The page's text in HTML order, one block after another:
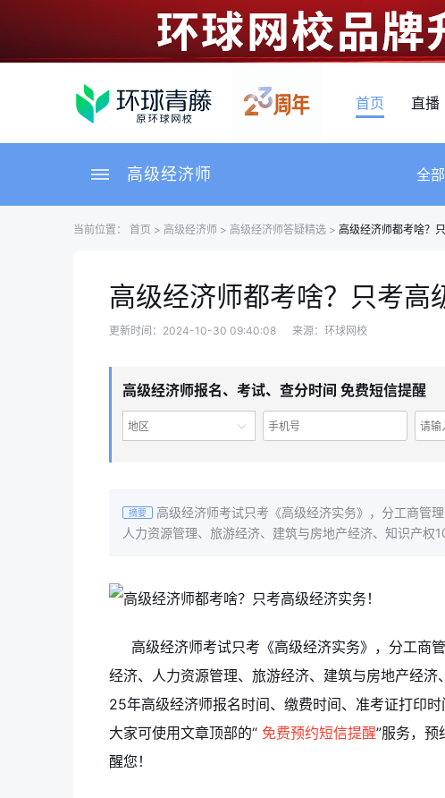
首页 直播
高级经济师 全
当前位置： 首页 > 高级经济师 > 高级经济师答疑精选 > 高级经济师都考啥？
高级经济师都考啥？只考高
更新时间：2024-10-30 09:40:08 来源：环球网校
高级经济师报名、考试、查分时间 免费短信提醒
地区
摘要
高级经济师考试只考《高级经济实务》，分工商管
人力资源管理、旅游经济、建筑与房地产经济、知识产权
高级经济师考试只考《高级经济实务》，分工商
经济、人力资源管理、旅游经济、建筑与房地产经
25年高级经济师报名时间、缴费时间、准考证打印
大家可使用文章顶部的“ 免费预约短信提醒”服务，
醒您！